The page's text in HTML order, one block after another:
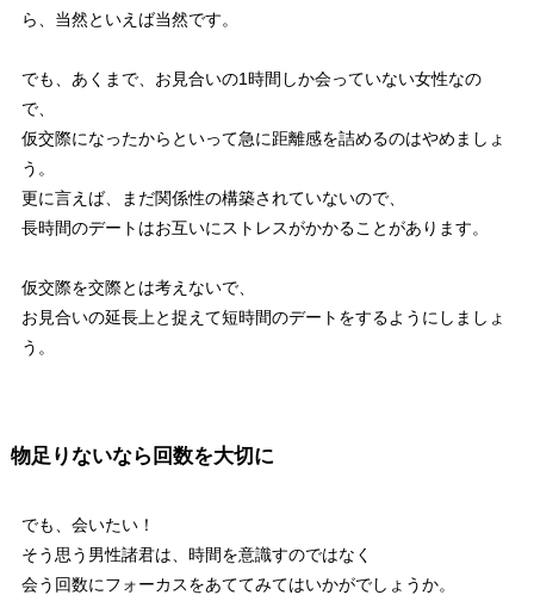
ら、当然といえば当然です。
でも、あくまで、お見合いの1時間しか会っていない女性なの
で、
仮交際になったからといって急に距離感を詰めるのはやめましょ
う。
更に言えば、まだ関係性の構築されていないので、
長時間のデートはお互いにストレスがかかることがあります。
仮交際を交際とは考えないで、
お見合いの延長上と捉えて短時間のデートをするようにしましょ
う。
物足りないなら回数を大切に
でも、会いたい！
そう思う男性諸君は、時間を意識すのではなく
会う回数にフォーカスをあててみてはいかがでしょうか。